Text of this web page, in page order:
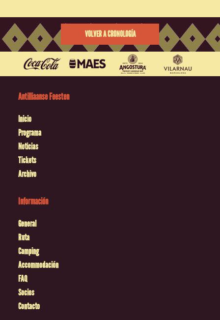
VOLVER A CRONOLOGÍA
Antilliaanse Feesten
Inicio
Programa
Noticias
Tickets
Archivo
Información
General
Ruta
Camping
Accommodación
FAQ
Socios
Contacto